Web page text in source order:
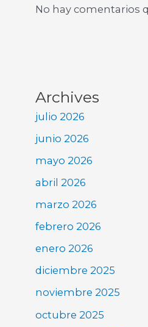
No hay comentarios
Archives
julio 2026
junio 2026
mayo 2026
abril 2026
marzo 2026
febrero 2026
enero 2026
diciembre 2025
noviembre 2025
octubre 2025